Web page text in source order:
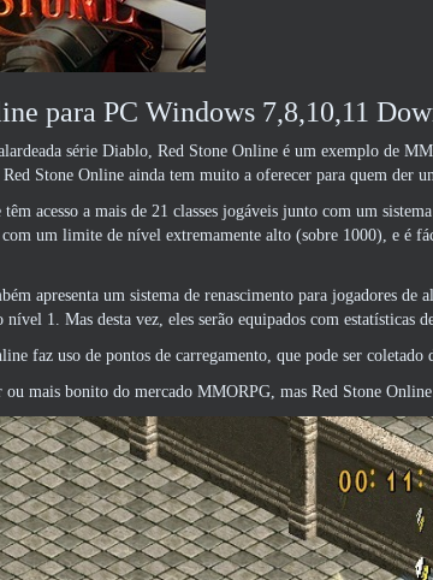
para PC Windows 7,8,10,11
série Diablo, Red Stone Online é um exemplo de
Stone Online ainda tem muito a oferecer para quem der
acesso a mais de 21 classes jogáveis ​​junto com um
um limite de nível extremamente alto (sobre 1000), e é
apresenta um sistema de renascimento para jogadores
1. Mas desta vez, eles serão equipados com estatísticas
faz uso de pontos de carregamento, que pode ser
mais bonito do mercado MMORPG, mas Red Stone